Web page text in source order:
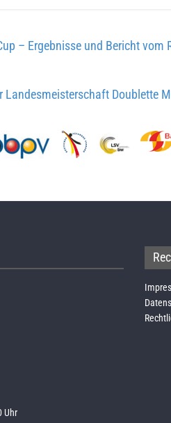
– Ergebnisse und Bericht
Landesmeisterschaft Doublette
Uhr